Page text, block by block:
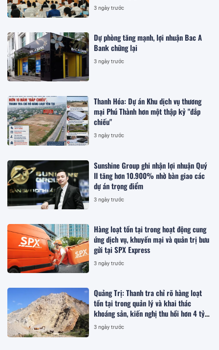
3 ngày trước
Dự phòng tăng mạnh, lợi nhuận Bac A
Bank chững lại
3 ngày trước
Thanh Hóa: Dự án Khu dịch vụ thương
mại Phú Thành hơn một thập kỷ "đắp
chiếu"
3 ngày trước
Sunshine Group ghi nhận lợi nhuận Quý
II tăng hơn 10.900% nhờ bàn giao các
dự án trọng điểm
3 ngày trước
Hàng loạt tồn tại trong hoạt động cung
ứng dịch vụ, khuyến mại và quản trị bưu
gửi tại SPX Express
3 ngày trước
Quảng Trị: Thanh tra chỉ rõ hàng loạt
tồn tại trong quản lý và khai thác
khoáng sản, kiến nghị thu hồi hơn 4 tỷ
đồng
3 ngày trước